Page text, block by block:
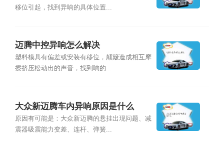
移位引起，找到异响的具体位置...
迈腾中控异响怎么解决
塑料模具有偏差或安装有移位，颠簸造成相互摩
擦挤压松动出的声音，找到响的...
大众新迈腾车内异响原因是什么
原因有可能是：大众新迈腾的悬挂出现问题、减
震器吸震能力变差、连杆、弹簧...